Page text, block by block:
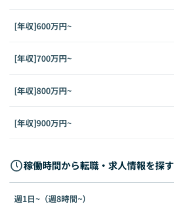
[年収]600万円~
[年収]700万円~
[年収]800万円~
[年収]900万円~
稼働時間から転職・求人情報を探す
週1日~（週8時間~）